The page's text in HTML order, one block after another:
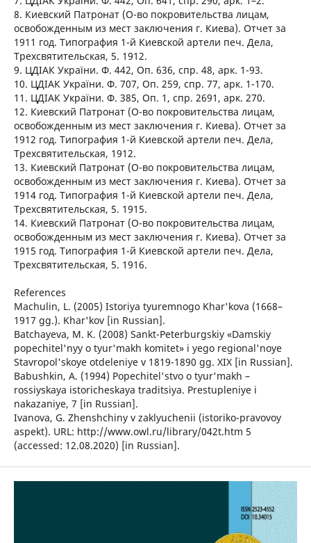
8. Киевский Патронат (О-во покровительства лицам,
освобожденным из мест заключения г. Киева). Отчет за
1911 год. Типография 1-й Киевской артели печ. Дела,
Трехсвятительская, 5. 1912.
9. ЦДІАК України. Ф. 442, Оп. 636, спр. 48, арк. 1-93.
10. ЦДІАК України. Ф. 707, Оп. 259, спр. 77, арк. 1-170.
11. ЦДІАК України. Ф. 385, Оп. 1, спр. 2691, арк. 270.
12. Киевский Патронат (О-во покровительства лицам,
освобожденным из мест заключения г. Киева). Отчет за
1912 год. Типография 1-й Киевской артели печ. Дела,
Трехсвятительская, 1912.
13. Киевский Патронат (О-во покровительства лицам,
освобожденным из мест заключения г. Киева). Отчет за
1914 год. Типография 1-й Киевской артели печ. Дела,
Трехсвятительская, 5. 1915.
14. Киевский Патронат (О-во покровительства лицам,
освобожденным из мест заключения г. Киева). Отчет за
1915 год. Типография 1-й Киевской артели печ. Дела,
Трехсвятительская, 5. 1916.
References
Machulin, L. (2005) Istoriya tyuremnogo Khar'kova (1668–
1917 gg.). Khar'kov [in Russian].
Batchayeva, M. K. (2008) Sankt-Peterburgskiy «Damskiy
popechitel'nyy o tyur'makh komitet» i yego regional'noye
Stavropol'skoye otdeleniye v 1819-1890 gg. ХIХ [in Russian].
Babushkin, A. (1994) Popechitel'stvo o tyur'makh –
rossiyskaya istoricheskaya traditsiya. Prestupleniye i
nakazaniye, 7 [in Russian].
Ivanova, G. Zhenshchiny v zaklyuchenii (istoriko-pravovoy
aspekt). URL: http://www.owl.ru/library/042t.htm 5
(accessed: 12.08.2020) [in Russian].